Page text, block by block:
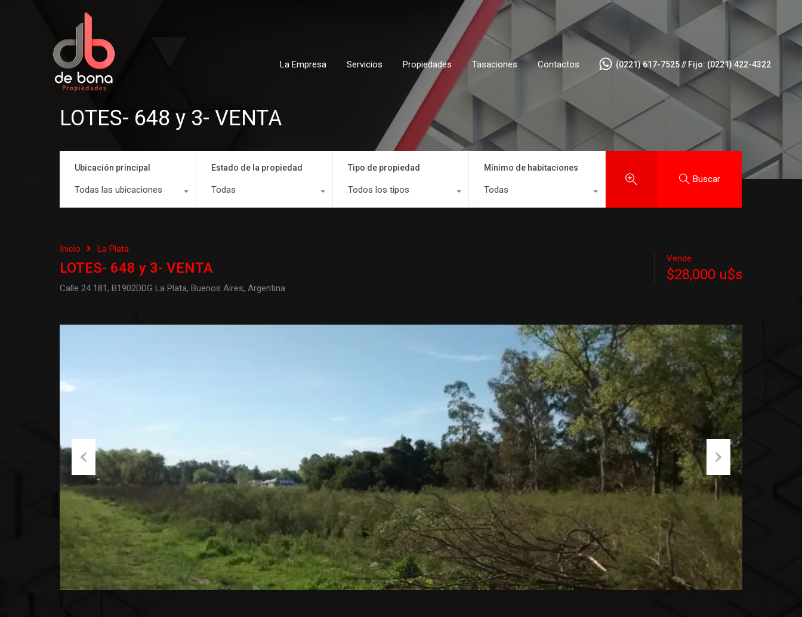
La Empresa Servicios Propiedades Tasaciones Contactos (0221) 617-7525 // Fijo: (0221) 422-4322
LOTES- 648 y 3- VENTA
Ubicación principal
Todas las ubicaciones
Estado de la propiedad
Todas
Tipo de propiedad
Todos los tipos
Mínimo de habitaciones
Todas
Buscar
Inicio La Plata
LOTES- 648 y 3- VENTA
Calle 24 181, B1902DDG La Plata, Buenos Aires, Argentina
Vende
$28,000 u$s
Previous Next